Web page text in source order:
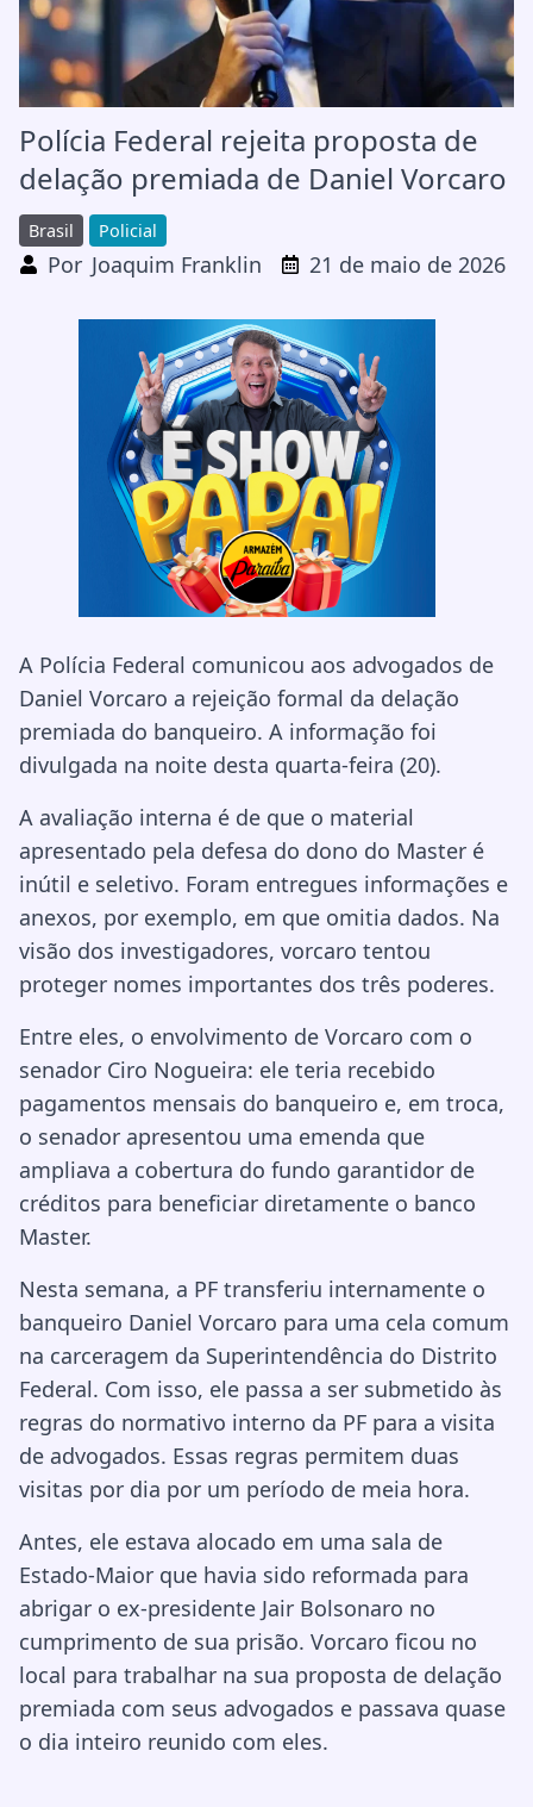
Polícia Federal rejeita proposta de
delação premiada de Daniel Vorcaro
Brasil Policial
Por Joaquim Franklin 21 de maio de 2026
A Polícia Federal comunicou aos advogados de
Daniel Vorcaro a rejeição formal da delação
premiada do banqueiro. A informação foi
divulgada na noite desta quarta-feira (20).
A avaliação interna é de que o material
apresentado pela defesa do dono do Master é
inútil e seletivo. Foram entregues informações e
anexos, por exemplo, em que omitia dados. Na
visão dos investigadores, vorcaro tentou
proteger nomes importantes dos três poderes.
Entre eles, o envolvimento de Vorcaro com o
senador Ciro Nogueira: ele teria recebido
pagamentos mensais do banqueiro e, em troca,
o senador apresentou uma emenda que
ampliava a cobertura do fundo garantidor de
créditos para beneficiar diretamente o banco
Master.
Nesta semana, a PF transferiu internamente o
banqueiro Daniel Vorcaro para uma cela comum
na carceragem da Superintendência do Distrito
Federal. Com isso, ele passa a ser submetido às
regras do normativo interno da PF para a visita
de advogados. Essas regras permitem duas
visitas por dia por um período de meia hora.
Antes, ele estava alocado em uma sala de
Estado-Maior que havia sido reformada para
abrigar o ex-presidente Jair Bolsonaro no
cumprimento de sua prisão. Vorcaro ficou no
local para trabalhar na sua proposta de delação
premiada com seus advogados e passava quase
o dia inteiro reunido com eles.